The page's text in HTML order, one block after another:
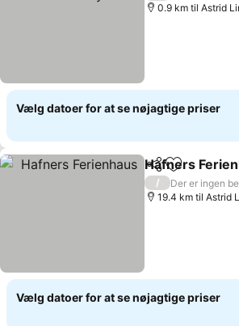
0.9 km til Astrid
Vælg datoer for at se nøjagtige priser
Del Føj til
Hafners
/
Der er ingen
19.4 km til Astrid
Vælg datoer for at se nøjagtige priser